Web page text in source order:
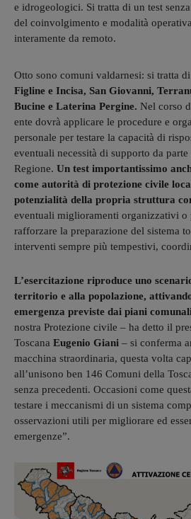
e idrogeologici. Si tratta di un test
del coinvolgimento e modalità
interamente da remoto.
Otto sono comuni valdarnesi: si tratta di
Figline e Incisa, San Giovanni,
Bucine e Laterina Pergine. Nel corso
ente dovrà applicare le procedure e
personale per testare la capacità di
eventuali necessità di supporto da
Regione. Un test importantissimo
come autorità di protezione civile
potenzialità della propria struttura
eventuali miglioramenti organizzativi o
rafforzare la preparazione del sistema
interventi sempre più tempestivi,
L’esercitazione riproduce uno
territorio e alla popolazione,
emergenza previste dai piani
nostra Protezione civile – ha detto il
Toscana Eugenio Giani – si conferma
macchina straordinaria, questa volta
all’unisono ben 146 Comuni della
senza precedenti. Occasioni come
testare i meccanismi di un sistema
osservazioni utili per migliorare ed
emergenze”.